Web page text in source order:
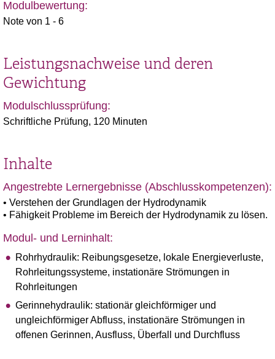
Modulbewertung:
Note von 1 - 6
Leistungsnachweise und deren
Gewichtung
Modulschlussprüfung:
Schriftliche Prüfung, 120 Minuten
Inhalte
Angestrebte Lernergebnisse (Abschlusskompetenzen):
• Verstehen der Grundlagen der Hydrodynamik
• Fähigkeit Probleme im Bereich der Hydrodynamik zu lösen.
Modul- und Lerninhalt:
Rohrhydraulik: Reibungsgesetze, lokale Energieverluste,
Rohrleitungssysteme, instationäre Strömungen in
Rohrleitungen
Gerinnehydraulik: stationär gleichförmiger und
ungleichförmiger Abfluss, instationäre Strömungen in
offenen Gerinnen, Ausfluss, Überfall und Durchfluss